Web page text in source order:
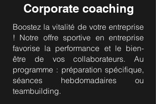
Corporate coaching
Boostez la vitalité de votre entreprise
! Notre offre sportive en entreprise
favorise la performance et le bien-
être de vos collaborateurs. Au
programme : préparation spécifique,
séances hebdomadaires ou
teambuilding.